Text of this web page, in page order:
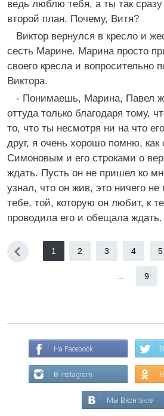
ведь люблю тебя, а ты так
второй план. Почему, Витя?
Виктор вернулся в кресло и
сесть Марине. Марина просто
своего кресла и вопросительно
Виктора.
- Понимаешь, Марина, Павел
оттуда только благодаря тому,
то, что ты несмотря ни на что
друг, я очень хорошо помню, как
Симоновым и его строками о
ждать. Пусть он не пришел ко
узнал, что он жив, это ничего
тебе, той, которую он любит, к
проводила его и обещала ждать.
1 2 3 4 5
9
На Facebook
В Instagram
Мы Вконтакте